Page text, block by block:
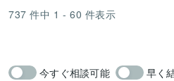
737 件中 1 - 60 件表示
今すぐ相談可能 早く